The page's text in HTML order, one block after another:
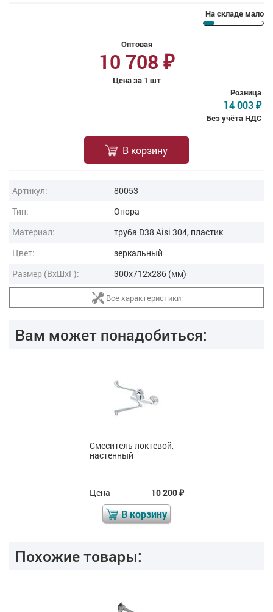
На складе мало
Оптовая
10 708 ₽
Цена за 1 шт
Розница
14 003 ₽
Без учёта НДС
В корзину
Артикул:
80053
Тип:
Опора
Материал:
труба D38 Aisi 304, пластик
Цвет:
зеркальный
Размер (ВxШxГ):
300x712x286 (мм)
Все характеристики
Вам может понадобиться:
Смеситель локтевой,
настенный
Цена 10 200₽
В корзину
Похожие товары: